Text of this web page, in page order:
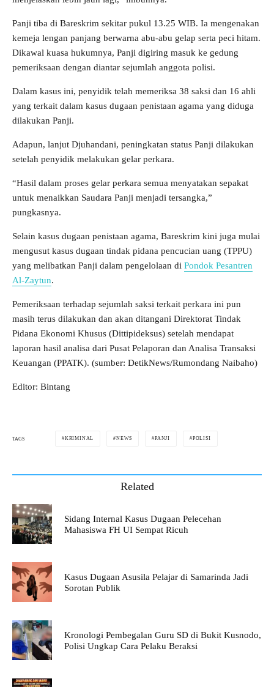
Panji tiba di Bareskrim sekitar pukul 13.25 WIB. Ia mengenakan
kemeja lengan panjang berwarna abu-abu gelap serta peci hitam.
Dikawal kuasa hukumnya, Panji digiring masuk ke gedung
pemeriksaan dengan diantar sejumlah anggota polisi.
Dalam kasus ini, penyidik telah memeriksa 38 saksi dan 16 ahli
yang terkait dalam kasus dugaan penistaan agama yang diduga
dilakukan Panji.
Adapun, lanjut Djuhandani, peningkatan status Panji dilakukan
setelah penyidik melakukan gelar perkara.
“Hasil dalam proses gelar perkara semua menyatakan sepakat
untuk menaikkan Saudara Panji menjadi tersangka,”
pungkasnya.
Selain kasus dugaan penistaan agama, Bareskrim kini juga mulai
mengusut kasus dugaan tindak pidana pencucian uang (TPPU)
yang melibatkan Panji dalam pengelolaan di Pondok Pesantren
Al-Zaytun.
Pemeriksaan terhadap sejumlah saksi terkait perkara ini pun
masih terus dilakukan dan akan ditangani Direktorat Tindak
Pidana Ekonomi Khusus (Dittipideksus) setelah mendapat
laporan hasil analisa dari Pusat Pelaporan dan Analisa Transaksi
Keuangan (PPATK). (sumber: DetikNews/Rumondang Naibaho)
Editor: Bintang
TAGS KRIMINAL NEWS PANJI POLISI
Related
Sidang Internal Kasus Dugaan Pelecehan
Mahasiswa FH UI Sempat Ricuh
Kasus Dugaan Asusila Pelajar di Samarinda Jadi
Sorotan Publik
Kronologi Pembegalan Guru SD di Bukit Kusnodo,
Polisi Ungkap Cara Pelaku Beraksi